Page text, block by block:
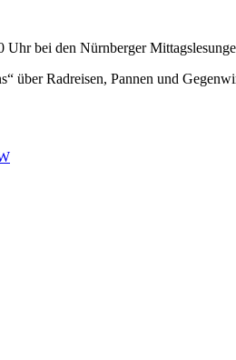
bei den Nürnberger
über Radreisen, Pannen und